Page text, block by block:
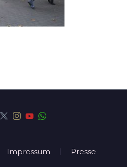
Impressum Presse